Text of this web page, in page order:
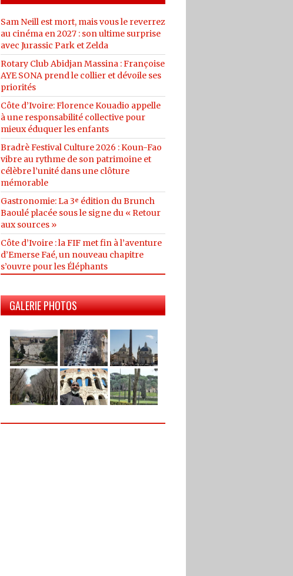
Sam Neill est mort, mais vous le reverrez
au cinéma en 2027 : son ultime surprise
avec Jurassic Park et Zelda
Rotary Club Abidjan Massina : Françoise
AYE SONA prend le collier et dévoile ses
priorités
Côte d’Ivoire: Florence Kouadio appelle
à une responsabilité collective pour
mieux éduquer les enfants
Bradrè Festival Culture 2026 : Koun-Fao
vibre au rythme de son patrimoine et
célèbre l’unité dans une clôture
mémorable
Gastronomie: La 3ᵉ édition du Brunch
Baoulé placée sous le signe du « Retour
aux sources »
Côte d’Ivoire : la FIF met fin à l’aventure
d’Emerse Faé, un nouveau chapitre
s’ouvre pour les Éléphants
GALERIE PHOTOS